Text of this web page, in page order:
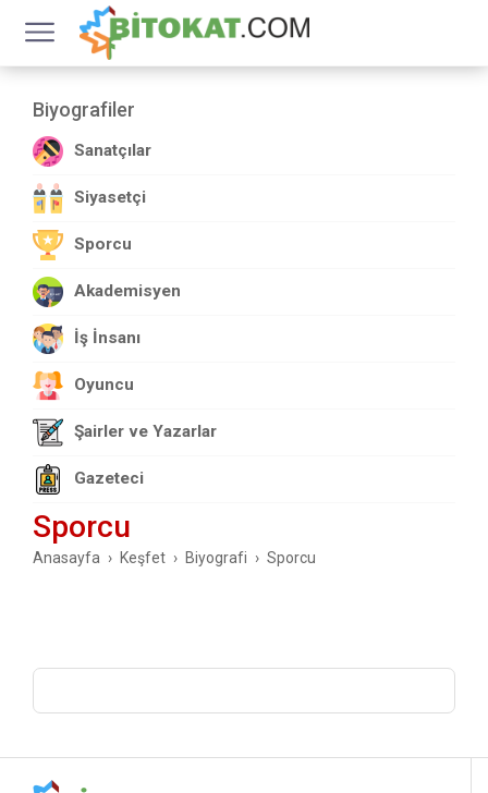
Biyografiler
Sanatçılar
Siyasetçi
Sporcu
Akademisyen
İş İnsanı
Oyuncu
Şairler ve Yazarlar
Gazeteci
Sporcu
Anasayfa Keşfet Biyografi Sporcu